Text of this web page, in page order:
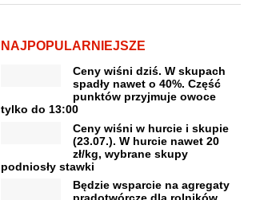
NAJPOPULARNIEJSZE
Ceny wiśni dziś. W skupach
spadły nawet o 40%. Część
punktów przyjmuje owoce
tylko do 13:00
Ceny wiśni w hurcie i skupie
(23.07.). W hurcie nawet 20
zł/kg, wybrane skupy
podniosły stawki
Będzie wsparcie na agregaty